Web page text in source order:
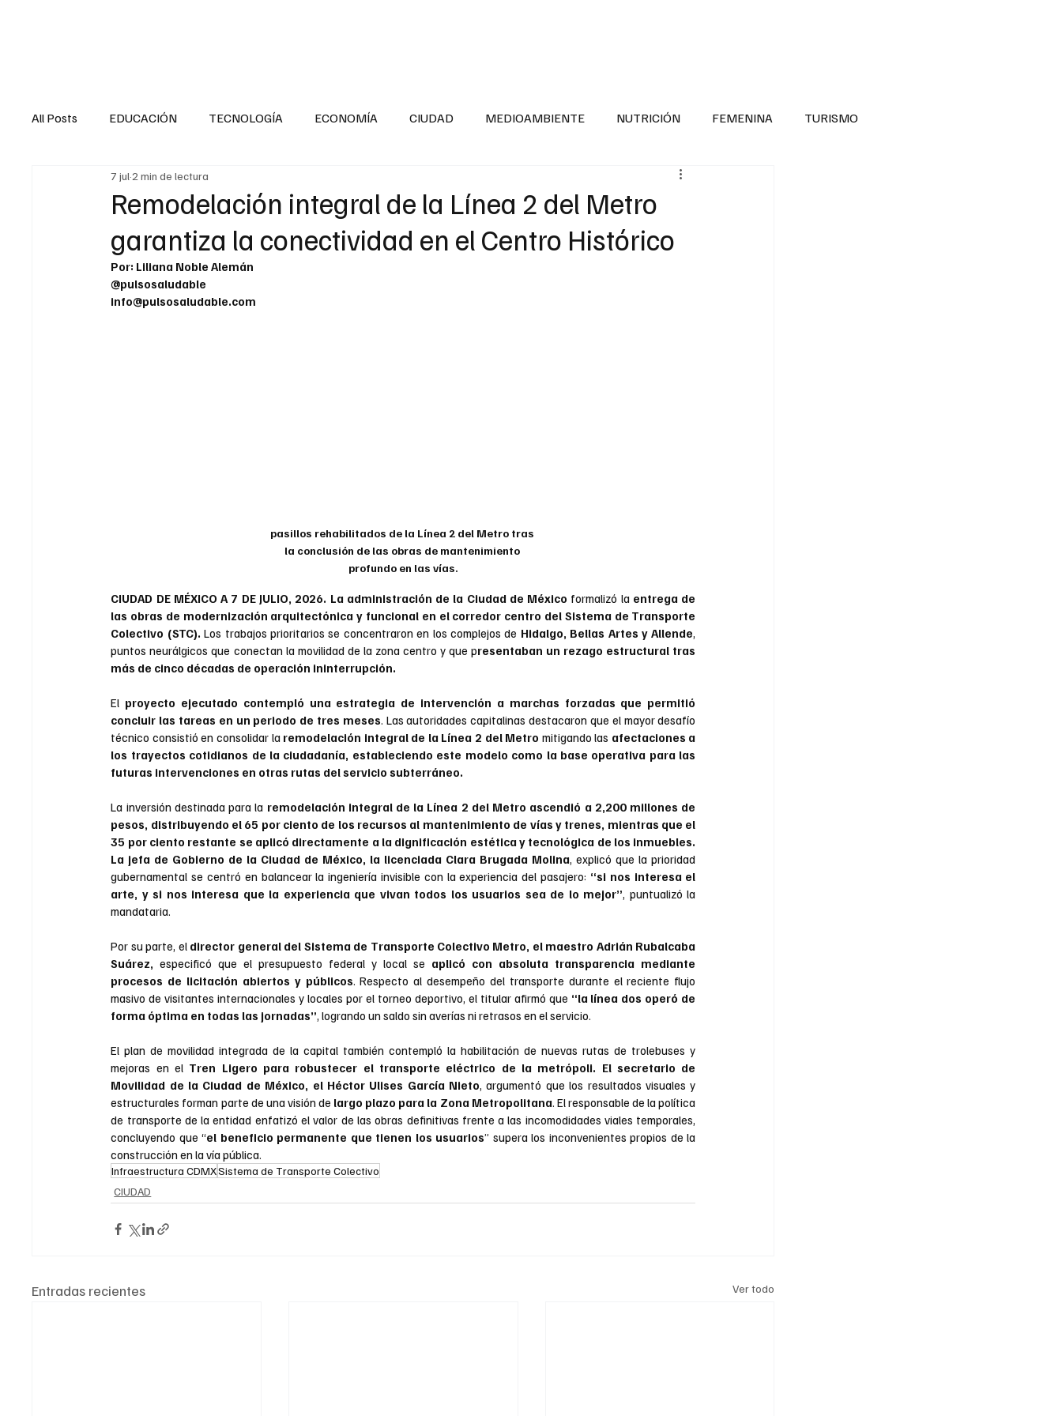
All Posts EDUCACIÓN TECNOLOGÍA ECONOMÍA CIUDAD MEDIOAMBIENTE NUTRICIÓN FEMENINA TURISMO
SALUD EN EL SECTOR PÚBLICO SALUD INFANTIL
MENTAL LA ENTREVISTA ANIMAL FITNESS ADOLESCENTES RESPONSABILIDAD SOCIAL
INTERNACIONAL GENERAL INTERNACIONAL SALUD
Remodelación integral de la Línea 2 del Metro
garantiza la conectividad en el Centro Histórico
7 jul 2 min de lectura
Por: Liliana Noble Alemán
@pulsosaludable
info@pulsosaludable.com
pasillos rehabilitados de la Línea 2 del Metro tras
la conclusión de las obras de mantenimiento
profundo en las vías.
CIUDAD DE MÉXICO A 7 DE JULIO, 2026. La administración de la Ciudad de México formalizó la entrega de
las obras de modernización arquitectónica y funcional en el corredor centro del Sistema de Transporte
Colectivo (STC). Los trabajos prioritarios se concentraron en los complejos de Hidalgo, Bellas Artes y Allende
puntos neurálgicos que conectan la movilidad de la zona centro y que presentaban un rezago estructural tras
más de cinco décadas de operación ininterrupción.
El proyecto ejecutado contempló una estrategia de intervención a marchas forzadas que permitió
concluir las tareas en un periodo de tres meses . Las autoridades capitalinas destacaron que el mayor desafío
técnico consistió en consolidar la remodelación integral de la Línea 2 del Metro mitigando las afectaciones a
los trayectos cotidianos de la ciudadanía, estableciendo este modelo como la base operativa para las
futuras intervenciones en otras rutas del servicio subterráneo.
La inversión destinada para la remodelación integral de la Línea 2 del Metro ascendió a 2,200 millones de
pesos, distribuyendo el 65 por ciento de los recursos al mantenimiento de vías y trenes, mientras que el
35 por ciento restante se aplicó directamente a la dignificación estética y tecnológica de los inmuebles.
La jefa de Gobierno de la Ciudad de México, la licenciada Clara Brugada Molina , explicó que la prioridad
gubernamental se centró en balancear la ingeniería invisible con la experiencia del pasajero: “si nos interesa el
arte, y si nos interesa que la experiencia que vivan todos los usuarios sea de lo mejor” , puntualizó la
mandataria.
Por su parte, el director general del Sistema de Transporte Colectivo Metro, el maestro Adrián Rubalcaba
Suárez, especificó que el presupuesto federal y local se aplicó con absoluta transparencia mediante
procesos de licitación abiertos y públicos . Respecto al desempeño del transporte durante el reciente flujo
masivo de visitantes internacionales y locales por el torneo deportivo, el titular afirmó que “la línea dos operó de
forma óptima en todas las jornadas” , logrando un saldo sin averías ni retrasos en el servicio.
El plan de movilidad integrada de la capital también contempló la habilitación de nuevas rutas de trolebuses y
mejoras en el Tren Ligero para robustecer el transporte eléctrico de la metrópoli. El secretario de
Movilidad de la Ciudad de México, el Héctor Ulises García Nieto , argumentó que los resultados visuales y
estructurales forman parte de una visión de largo plazo para la Zona Metropolitana . El responsable de la política
de transporte de la entidad enfatizó el valor de las obras definitivas frente a las incomodidades viales temporales,
concluyendo que “el beneficio permanente que tienen los usuarios” supera los inconvenientes propios de la
construcción en la vía pública.
Infraestructura CDMXSistema de Transporte Colectivo
CIUDAD
Entradas recientes Ver todo